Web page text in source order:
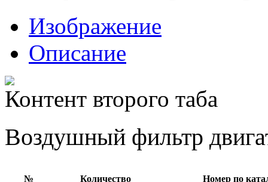
Изображение
Описание
Контент второго таба
Воздушный фильтр
№ Количество Номер по